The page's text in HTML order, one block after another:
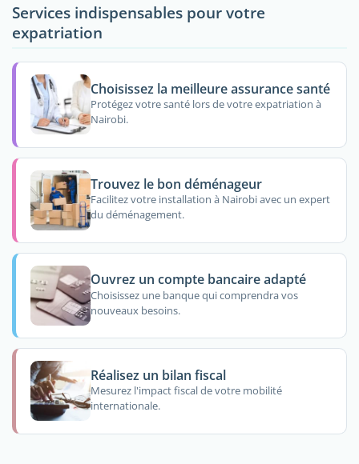
Services indispensables pour votre
expatriation
Choisissez la meilleure assurance santé
Protégez votre santé lors de votre expatriation à
Nairobi.
Trouvez le bon déménageur
Facilitez votre installation à Nairobi avec un expert
du déménagement.
Ouvrez un compte bancaire adapté
Choisissez une banque qui comprendra vos
nouveaux besoins.
Réalisez un bilan fiscal
Mesurez l'impact fiscal de votre mobilité
internationale.